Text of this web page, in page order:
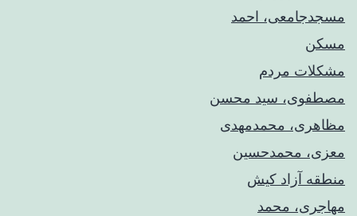
مسجدجامعی، احمد
مسکن
مشکلات مردم
مصطفوی، سید محسن
مظاهری، محمدمهدی
معزی، محمدحسین
منطقه آزاد کیش
مهاجری، محمد